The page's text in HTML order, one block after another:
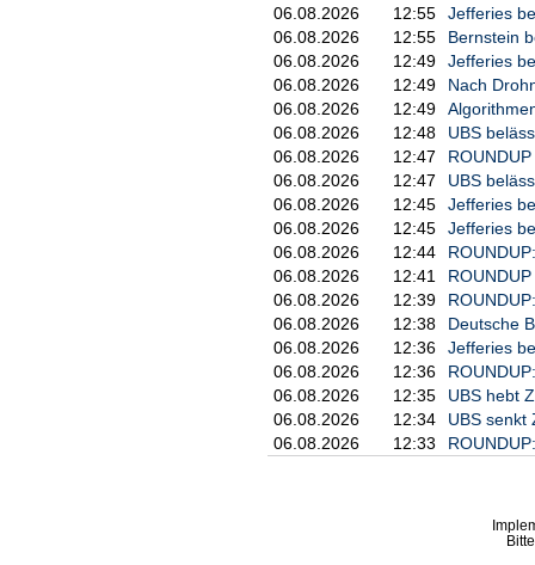
06.08.2026
12:55
Jefferies
06.08.2026
12:55
Bernstein
06.08.2026
12:49
Jefferies
06.08.2026
12:49
Nach
06.08.2026
12:49
06.08.2026
12:48
UBS
06.08.2026
12:47
06.08.2026
12:47
UBS
06.08.2026
12:45
Jefferies
06.08.2026
12:45
Jefferies
06.08.2026
12:44
06.08.2026
12:41
06.08.2026
12:39
06.08.2026
12:38
Deutsche
06.08.2026
12:36
Jefferies
06.08.2026
12:36
06.08.2026
12:35
UBS hebt
06.08.2026
12:34
UBS senkt
06.08.2026
12:33